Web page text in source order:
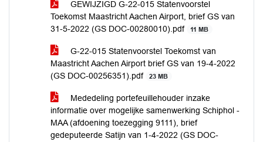
GEWIJZIGD G-22-015 Statenvoorstel
Toekomst Maastricht Aachen Airport, brief GS van
31-5-2022 (GS DOC-00280010).pdf
11 MB
G-22-015 Statenvoorstel Toekomst van
Maastricht Aachen Airport brief GS van 19-4-2022
(GS DOC-00256351).pdf
23 MB
Mededeling portefeuillehouder inzake
informatie over mogelijke samenwerking Schiphol -
MAA (afdoening toezegging 9111), brief
gedeputeerde Satijn van 1-4-2022 (GS DOC-